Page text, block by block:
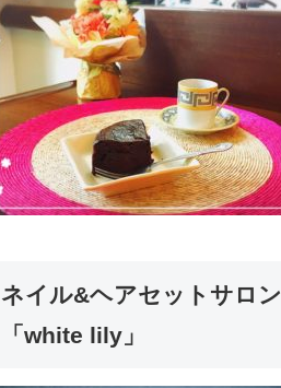
ネイル&ヘアセットサロン
「white lily」